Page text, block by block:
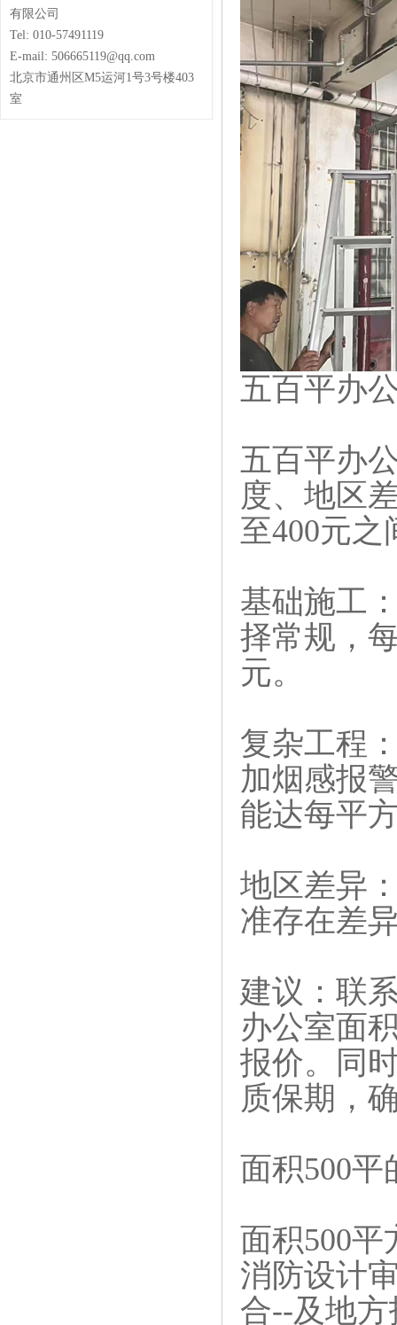
有限公司
Tel: 010-57491119
E-mail: 506665119@qq.com
北京市通州区M5运河1号3号楼403
室
五百平办
五百平办
度、地区
至400元
基础施工‌
择常规，
元。
复杂工程‌
加烟感报
能达每平
地区差异‌
准存在差
建议‌：联
办公室面
报价。同
质保期，
面积500
面积500平
消防设计
合--及地